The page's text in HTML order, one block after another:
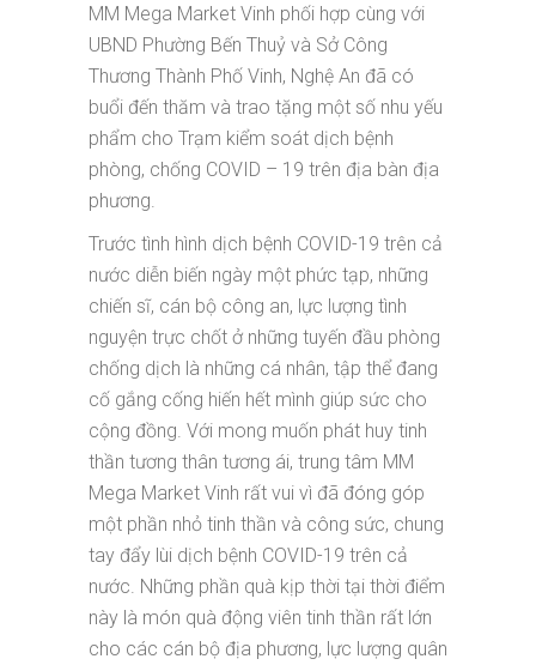
MM Mega Market Vinh phối hợp cùng với
UBND Phường Bến Thuỷ và Sở Công
Thương Thành Phố Vinh, Nghệ An đã có
buổi đến thăm và trao tặng một số nhu yếu
phẩm cho Trạm kiểm soát dịch bệnh
phòng, chống COVID – 19 trên địa bàn địa
phương.
Trước tình hình dịch bệnh COVID-19 trên cả
nước diễn biến ngày một phức tạp, những
chiến sĩ, cán bộ công an, lực lượng tình
nguyện trực chốt ở những tuyến đầu phòng
chống dịch là những cá nhân, tập thể đang
cố gắng cống hiến hết mình giúp sức cho
cộng đồng. Với mong muốn phát huy tinh
thần tương thân tương ái, trung tâm MM
Mega Market Vinh rất vui vì đã đóng góp
một phần nhỏ tinh thần và công sức, chung
tay đẩy lùi dịch bệnh COVID-19 trên cả
nước. Những phần quà kịp thời tại thời điểm
này là món quà động viên tinh thần rất lớn
cho các cán bộ địa phương, lực lượng quân